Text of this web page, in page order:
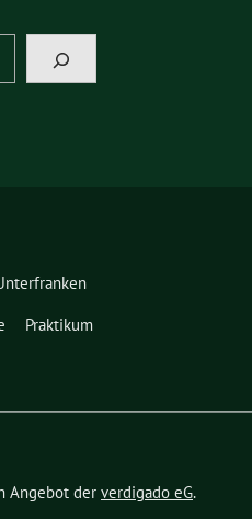
Praktikum
Angebot der verdigado eG.